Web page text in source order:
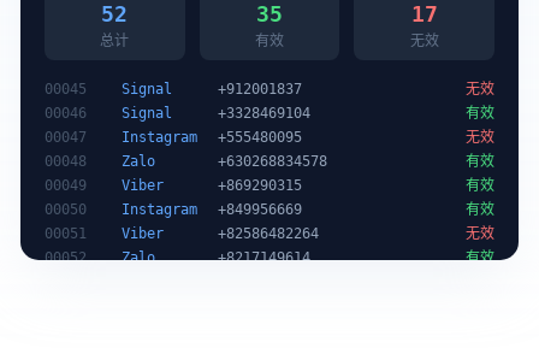
53
总计
36
有效
17
无效
00046 Signal +3328469104
有效
00047
Instagram +555480095
无效
00048
Zalo +630268834578
有效
00049
Viber +869290315
有效
00050
Instagram +849956669
有效
00051
Viber +82586482264
无效
00052
Zalo +8217149614
有效
00053
KakaoTalk +1466852167 有效